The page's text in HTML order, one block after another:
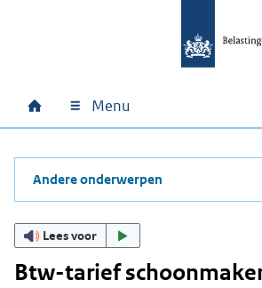
Hoofdnavigatie
Home Menu
Andere onderwerpen
Lees voor
Btw-tarief